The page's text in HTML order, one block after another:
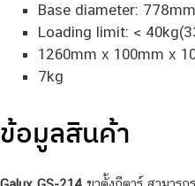
Base diameter: 778mm
Loading limit: <
1260mm x 100mm x
7kg
ข้อมูลสินค้า